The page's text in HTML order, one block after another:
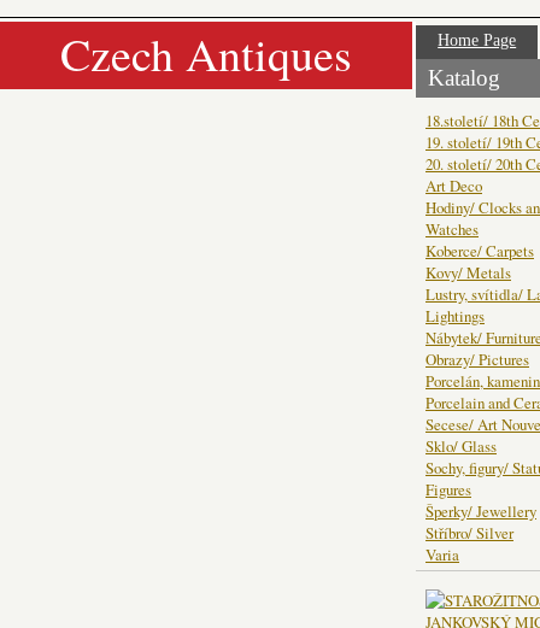
Czech Antiques Home Page
Katalog
18.století/ 18th
19. století/ 19th
20. století/ 20th
Art Deco
Hodiny/ Clocks
Watches
Koberce/ Carpets
Kovy/ Metals
Lustry, svítidla/
Lightings
Nábytek/
Obrazy/ Pictures
Porcelán,
Porcelain and
Secese/ Art
Sklo/ Glass
Sochy, figury/
Figures
Šperky/ Jewellery
Stříbro/ Silver
Varia